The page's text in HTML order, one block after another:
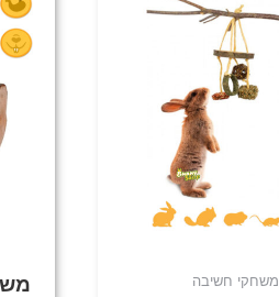
משחקי חשיבה
היה:
₪50.00.
הוא: